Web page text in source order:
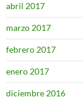
abril 2017
marzo 2017
febrero 2017
enero 2017
diciembre 2016